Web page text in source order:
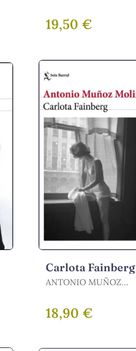
19,50 €
Carlota Fainberg
ANTONIO MUÑOZ
18,90 €